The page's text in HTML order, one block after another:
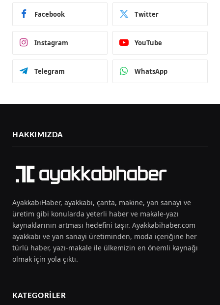
Facebook Twitter
Instagram YouTube
Telegram WhatsApp
HAKKIMIZDA
AyakkabıHaber, ayakkabı, çanta, makine, yan sanayi ve
üretim gibi konularda yeterli haber ve makale-yazı
kaynaklarının artması hedefini taşır. Ayakkabihaber.com
ayakkabı ve yan sanayi üretiminden, moda içeriğine her
türlü haber, yazı-makale ile ülkemizin en önemli kaynağı
olmak için yola çıktı.
KATEGORILER